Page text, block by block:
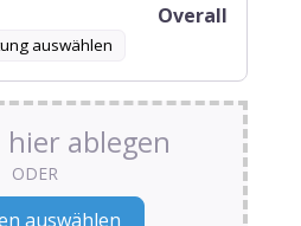
auswählen
Overall
hier ablegen
ODER